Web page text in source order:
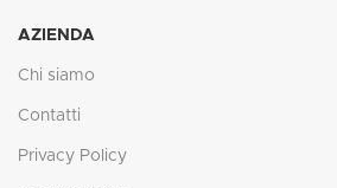
AZIENDA
Chi siamo
Contatti
Privacy Policy